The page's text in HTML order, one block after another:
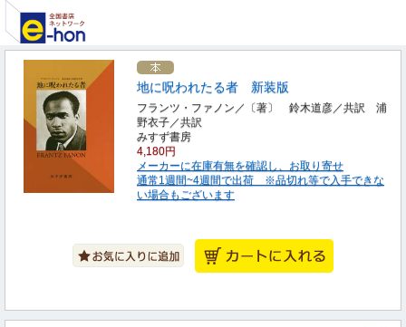
地に呪われたる者 新装版
フランツ・ファノン／〔著〕 鈴木道彦／共訳 浦
野衣子／共訳
みすず書房
4,180円
メーカーに在庫有無を確認し、お取り寄せ
通常1週間~4週間で出荷 ※品切れ等で入手できな
い場合もございます